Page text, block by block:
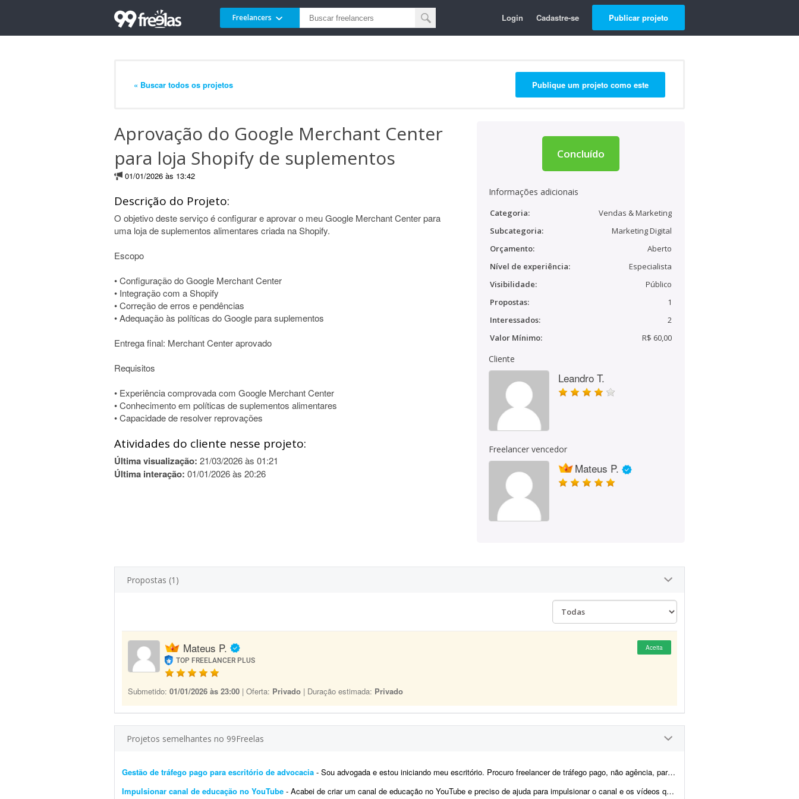
Freelancers Login Cadastre-se Publicar projeto
« Buscar todos os projetos Publique um projeto como este
Aprovação do Google Merchant Center
para loja Shopify de suplementos
01/01/2026 às 13:42
Descrição do Projeto:
O objetivo deste serviço é configurar e aprovar o meu Google Merchant Center para
uma loja de suplementos alimentares criada na Shopify.
Escopo
• Configuração do Google Merchant Center
• Integração com a Shopify
• Correção de erros e pendências
• Adequação às políticas do Google para suplementos
Entrega final: Merchant Center aprovado
Requisitos
• Experiência comprovada com Google Merchant Center
• Conhecimento em políticas de suplementos alimentares
• Capacidade de resolver reprovações
Atividades do cliente nesse projeto:
Última visualização: 21/03/2026 às 01:21
Última interação: 01/01/2026 às 20:26
Concluído
Informações adicionais
Categoria:
Vendas & Marketing
Subcategoria:
Marketing Digital
Orçamento:
Aberto
Nível de experiência:
Especialista
Visibilidade:
Público
Propostas:
1
Interessados:
2
Valor Mínimo:
R$ 60,00
Cliente
Leandro T.
Freelancer vencedor
Mateus P.
Propostas (1)
Mateus P.
TOP FREELANCER PLUS
Aceita
Submetido: 01/01/2026 às 23:00 | Oferta: Privado | Duração estimada: Privado
Projetos semelhantes no 99Freelas
Gestão de tráfego pago para escritório de advocacia - Sou advogada e estou iniciando meu escritório. Procuro freelancer de tráfego pago, não agência, para começarmos pequeno e crescermos juntos conforme os resultados ...
Impulsionar canal de educação no YouTube - Acabei de criar um canal de educação no YouTube e preciso de ajuda para impulsionar o canal e os vídeos que serão publicados. O canal foi criado esta semana e possui 1 v...